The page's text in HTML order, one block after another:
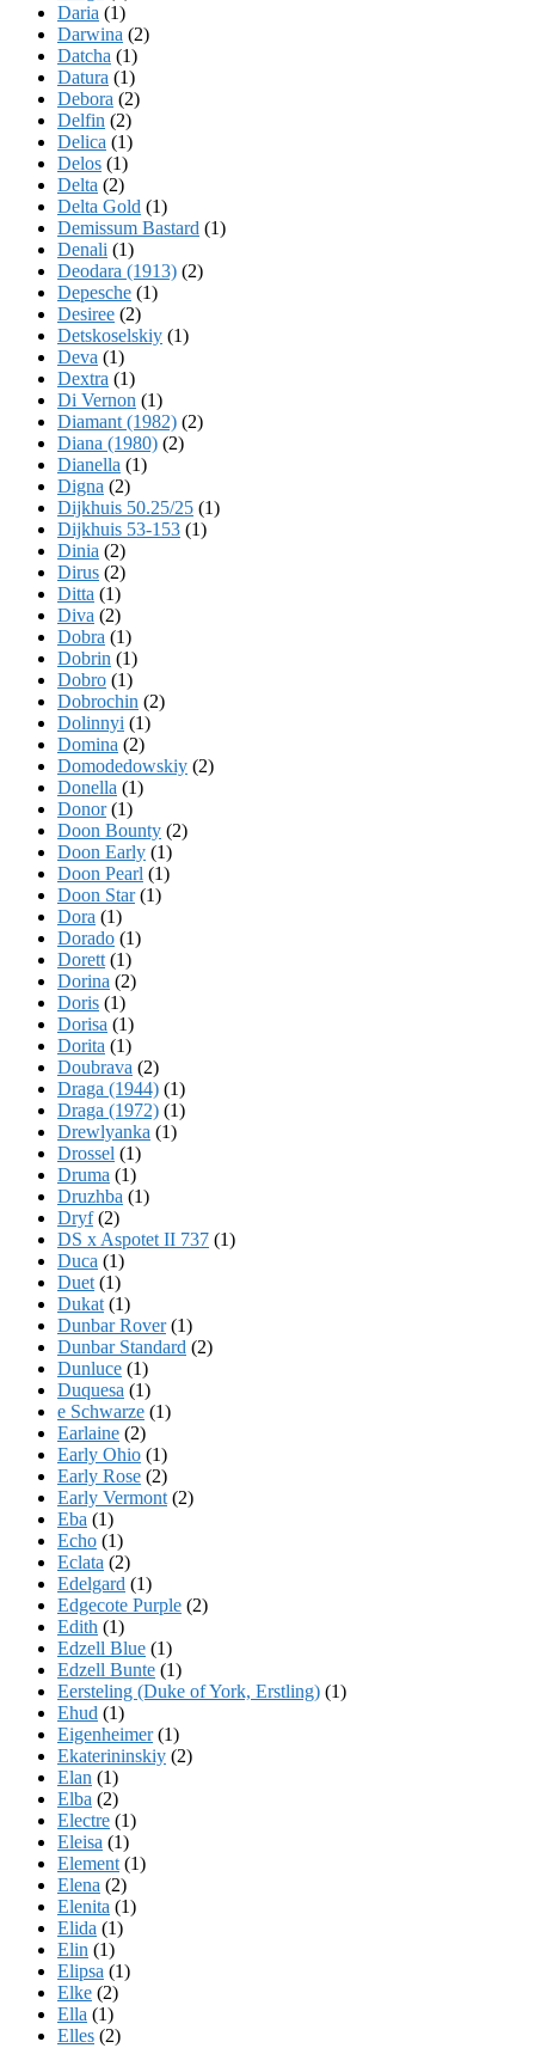
Daria (1)
Darwina (2)
Datcha (1)
Datura (1)
Debora (2)
Delfin (2)
Delica (1)
Delos (1)
Delta (2)
Delta Gold (1)
Demissum Bastard (1)
Denali (1)
Deodara (1913) (2)
Depesche (1)
Desiree (2)
Detskoselskiy (1)
Deva (1)
Dextra (1)
Di Vernon (1)
Diamant (1982) (2)
Diana (1980) (2)
Dianella (1)
Digna (2)
Dijkhuis 50.25/25 (1)
Dijkhuis 53-153 (1)
Dinia (2)
Dirus (2)
Ditta (1)
Diva (2)
Dobra (1)
Dobrin (1)
Dobro (1)
Dobrochin (2)
Dolinnyi (1)
Domina (2)
Domodedowskiy (2)
Donella (1)
Donor(1)
Doon Bounty (2)
Doon Early (1)
Doon Pearl (1)
Doon Star(1)
Dora (1)
Dorado (1)
Dorett (1)
Dorina (2)
Doris (1)
Dorisa (1)
Dorita (1)
Doubrava (2)
Draga (1944) (1)
Draga (1972) (1)
Drewlyanka (1)
Drossel (1)
Druma (1)
Druzhba (1)
Dryf(2)
DS x Aspotet II 737 (1)
Duca (1)
Duet (1)
Dukat (1)
Dunbar Rover(1)
Dunbar Standard (2)
Dunluce (1)
Duquesa (1)
e Schwarze (1)
Earlaine (2)
Early Ohio (1)
Early Rose (2)
Early Vermont (2)
Eba (1)
Echo (1)
Eclata (2)
Edelgard (1)
Edgecote Purple (2)
Edith (1)
Edzell Blue (1)
Edzell Bunte (1)
Eersteling (Duke of York, Erstling) (1)
Ehud (1)
Eigenheimer(1)
Ekaterininskiy (2)
Elan (1)
Elba (2)
Electre (1)
Eleisa (1)
Element (1)
Elena (2)
Elenita (1)
Elida (1)
Elin (1)
Elipsa (1)
Elke (2)
Ella (1)
Elles (2)